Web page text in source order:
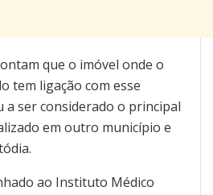
que o imóvel onde o
tem ligação com esse
a ser considerado o principal
em outro município e
ao Instituto Médico